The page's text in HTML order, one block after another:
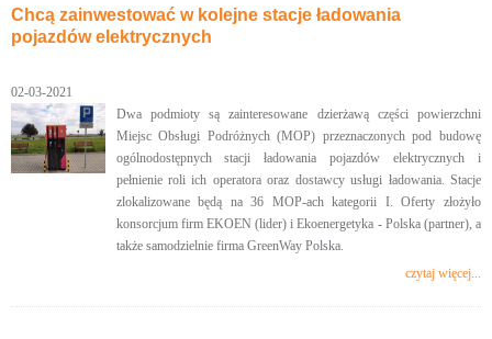
Chcą zainwestować w kolejne stacje ładowania
pojazdów elektrycznych
02-03-2021
Dwa podmioty są zainteresowane dzierżawą części powierzchni
Miejsc Obsługi Podróżnych (MOP) przeznaczonych pod budowę
ogólnodostępnych stacji ładowania pojazdów elektrycznych i
pełnienie roli ich operatora oraz dostawcy usługi ładowania. Stacje
zlokalizowane będą na 36 MOP-ach kategorii I. Oferty złożyło
konsorcjum firm EKOEN (lider) i Ekoenergetyka - Polska (partner), a
także samodzielnie firma GreenWay Polska.
czytaj więcej...